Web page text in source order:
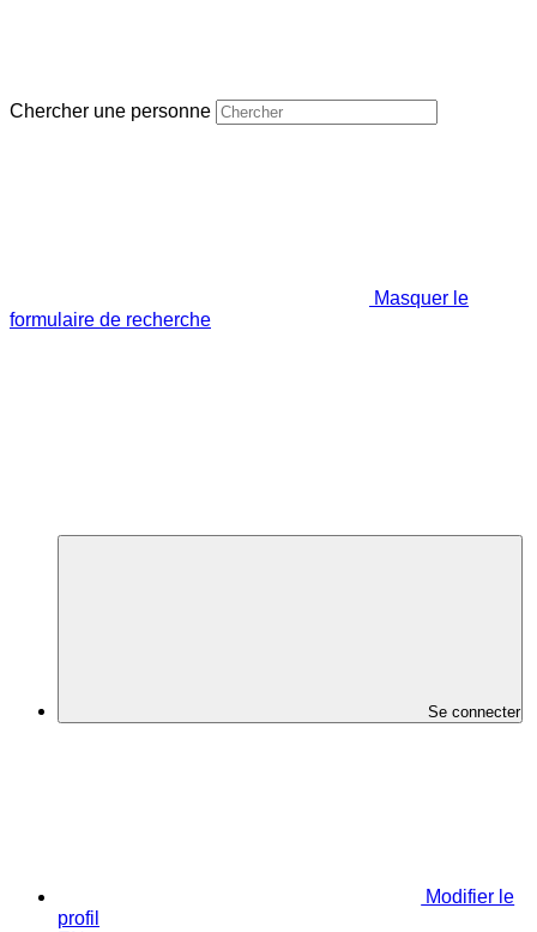
Chercher une personne
Masquer le
formulaire de recherche
Se connecter
Modifier le
profil